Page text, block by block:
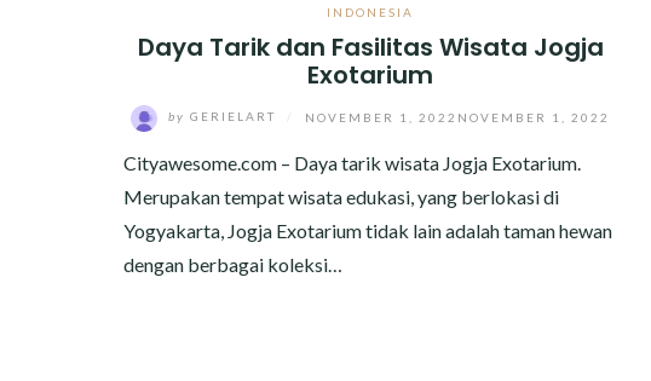
INDONESIA
Daya Tarik dan Fasilitas Wisata Jogja
Exotarium
by GERIELART NOVEMBER 1, 2022 NOVEMBER 1, 2022
Cityawesome.com – Daya tarik wisata Jogja Exotarium.
Merupakan tempat wisata edukasi, yang berlokasi di
Yogyakarta, Jogja Exotarium tidak lain adalah taman hewan
dengan berbagai koleksi…